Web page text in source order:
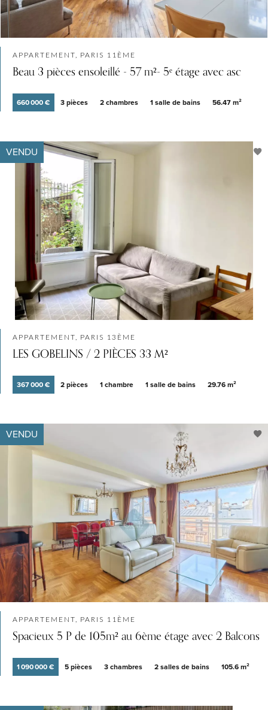
APPARTEMENT, PARIS 11ÈME
Beau 3 pièces ensoleillé - 57 m²- 5ᵉ étage avec asc
660 000 € 3 pièces 2 chambres 1 salle de bains 56.47 m²
APPARTEMENT, PARIS 13ÈME
LES GOBELINS / 2 PIÈCES 33 M²
367 000 € 2 pièces 1 chambre 1 salle de bains 29.76 m²
VENDU
APPARTEMENT, PARIS 11ÈME
Spacieux 5 P de 105m² au 6ème étage avec 2 Balcons
1 090 000 € 5 pièces 3 chambres 2 salles de bains 105.6 m²
VENDU